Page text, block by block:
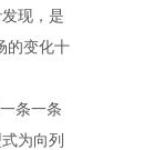
现，是
的变化十
条一条
为向列